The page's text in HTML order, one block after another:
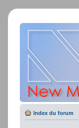
Index du forum